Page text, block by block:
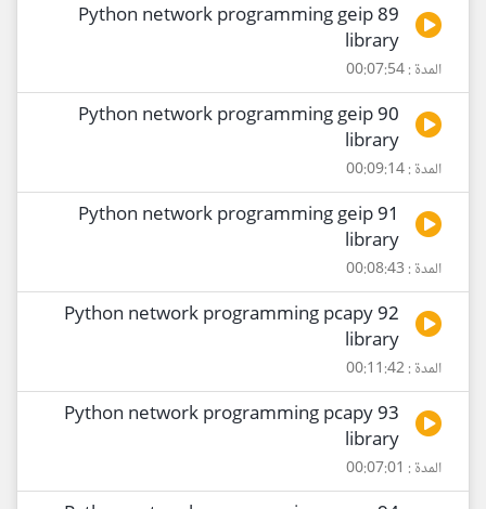
89 Python network programming geip
library
المدة : 00:07:54
90 Python network programming geip
library
المدة : 00:09:14
91 Python network programming geip
library
المدة : 00:08:43
92 Python network programming pcapy
library
المدة : 00:11:42
93 Python network programming pcapy
library
المدة : 00:07:01